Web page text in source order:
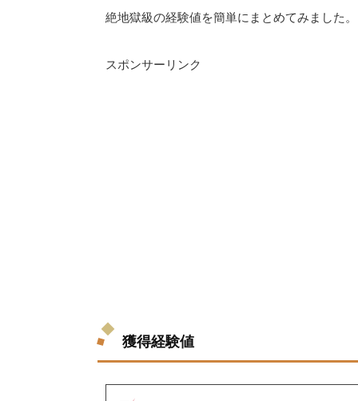
絶地獄級の経験値を簡単にまとめてみました。
スポンサーリンク
獲得経験値